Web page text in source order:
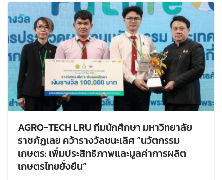
AGRO-TECH LRU ทีมนักศึกษา มหาวิทยาลัย
ราชภัฏเลย คว้ารางวัลชนะเลิศ “นวัตกรรม
เกษตร: เพิ่มประสิทธิภาพและมูลค่าการผลิต
เกษตรไทยยั่งยืน”